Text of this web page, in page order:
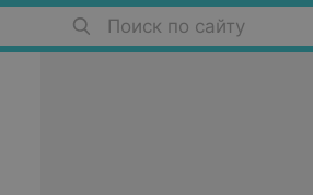
Поиск по сайту